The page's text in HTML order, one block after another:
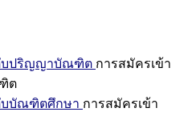
บปริญญาบัณฑิต การสมัครเข้า
ต
บบัณฑิตศึกษา การสมัครเข้า